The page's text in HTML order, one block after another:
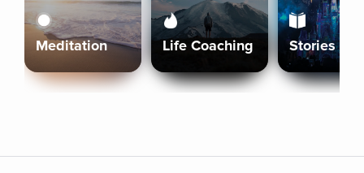
Meditation Life Coaching Stories